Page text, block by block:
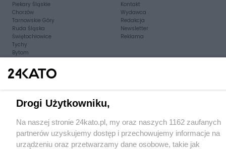
Piekary Śląskie
Chorzów
Tarnowskie Góry
Ruda Śląska
Świętochłowice
Tychy
Bytom
Gliwice
Zabrze
Kontakt
Wydawca
Redakcja
Newsletter
Reklama
Drogi Użytkowniku,
Na naszej stronie 24kato.pl, my oraz naszych 1162 zaufanych
partnerów uzyskujemy dostęp i przechowujemy informacje na
urządzeniu oraz przetwarzamy dane osobowe, takie jak